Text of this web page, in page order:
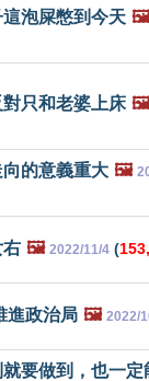
泡屎憋到今天 🖼️
只和老婆上床 🖼️
的意義重大 🖼️
右 🖼️ 2022/11/4 (
進政治局 🖼️ 2022/
要做到，也一定